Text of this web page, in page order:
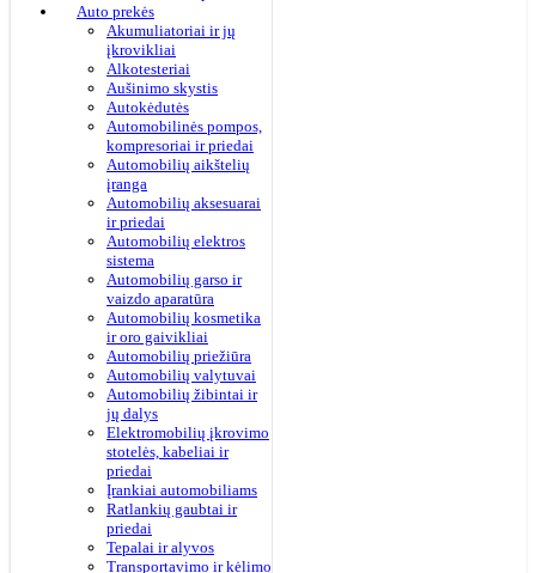
Auto prekės
Akumuliatoriai ir jų
įkrovikliai
Alkotesteriai
Aušinimo skystis
Autokėdutės
Automobilinės pompos,
kompresoriai ir priedai
Automobilių aikštelių
įranga
Automobilių aksesuarai
ir priedai
Automobilių elektros
sistema
Automobilių garso ir
vaizdo aparatūra
Automobilių kosmetika
ir oro gaivikliai
Automobilių priežiūra
Automobilių valytuvai
Automobilių žibintai ir
jų dalys
Elektromobilių įkrovimo
stotelės, kabeliai ir
priedai
Įrankiai automobiliams
Ratlankių gaubtai ir
priedai
Tepalai ir alyvos
Transportavimo ir kėlimo